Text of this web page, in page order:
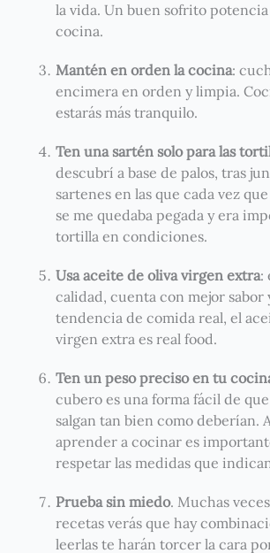
la vida. Un buen sofrito potencia
cocina.
Mantén en orden la cocina:
encimera en orden y limpia.
estarás más tranquilo.
Ten una sartén solo para las
descubrí a base de palos, tras
sartenes en las que cada vez
se me quedaba pegada y era
tortilla en condiciones.
Usa aceite de oliva virgen extra:
calidad, cuenta con mejor sabor
tendencia de comida real, el
virgen extra es real food.
Ten un peso preciso en tu
cubero es una forma fácil de
salgan tan bien como deberían.
aprender a cocinar es
respetar las medidas que
Prueba sin miedo. Muchas
recetas verás que hay
leerlas te harán torcer la cara